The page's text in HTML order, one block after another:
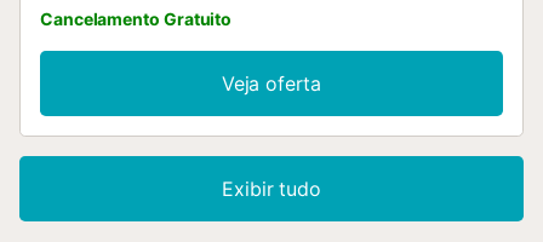
Cancelamento Gratuito
Veja oferta
Exibir tudo